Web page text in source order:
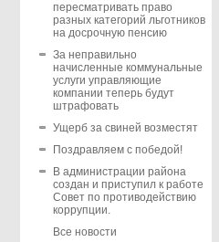
пересматривать право
разных категорий льготников
на досрочную пенсию
За неправильно
начисленные коммунальные
услуги управляющие
компании теперь будут
штрафовать
Ущерб за свиней возместят
Поздравляем с победой!
В администрации района
создан и приступил к работе
Совет по противодействию
коррупции.
Все новости